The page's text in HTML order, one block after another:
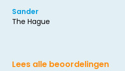
Sander
The Hague
Lees alle beoordelingen